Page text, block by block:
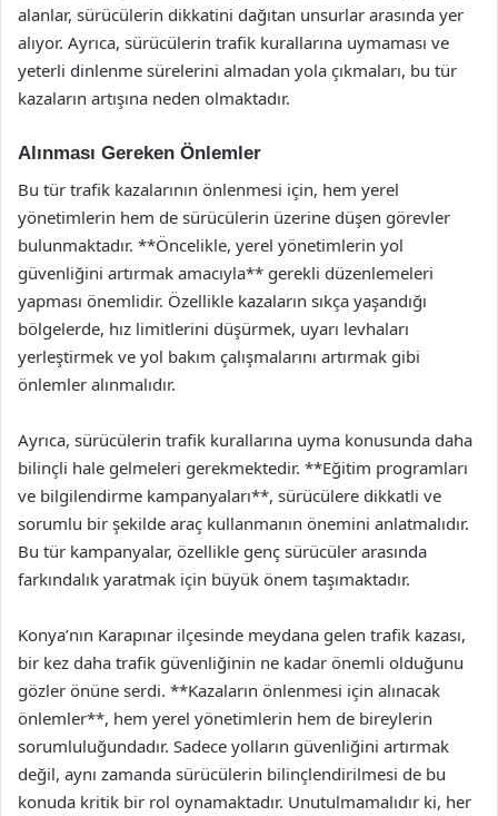
alanlar, sürücülerin dikkatini dağıtan unsurlar arasında yer
alıyor. Ayrıca, sürücülerin trafik kurallarına uymaması ve
yeterli dinlenme sürelerini almadan yola çıkmaları, bu tür
kazaların artışına neden olmaktadır.
Alınması Gereken Önlemler
Bu tür trafik kazalarının önlenmesi için, hem yerel
yönetimlerin hem de sürücülerin üzerine düşen görevler
bulunmaktadır. **Öncelikle, yerel yönetimlerin yol
güvenliğini artırmak amacıyla** gerekli düzenlemeleri
yapması önemlidir. Özellikle kazaların sıkça yaşandığı
bölgelerde, hız limitlerini düşürmek, uyarı levhaları
yerleştirmek ve yol bakım çalışmalarını artırmak gibi
önlemler alınmalıdır.
Ayrıca, sürücülerin trafik kurallarına uyma konusunda daha
bilinçli hale gelmeleri gerekmektedir. **Eğitim programları
ve bilgilendirme kampanyaları**, sürücülere dikkatli ve
sorumlu bir şekilde araç kullanmanın önemini anlatmalıdır.
Bu tür kampanyalar, özellikle genç sürücüler arasında
farkındalık yaratmak için büyük önem taşımaktadır.
Konya’nın Karapınar ilçesinde meydana gelen trafik kazası,
bir kez daha trafik güvenliğinin ne kadar önemli olduğunu
gözler önüne serdi. **Kazaların önlenmesi için alınacak
önlemler**, hem yerel yönetimlerin hem de bireylerin
sorumluluğundadır. Sadece yolların güvenliğini artırmak
değil, aynı zamanda sürücülerin bilinçlendirilmesi de bu
konuda kritik bir rol oynamaktadır. Unutulmamalıdır ki, her